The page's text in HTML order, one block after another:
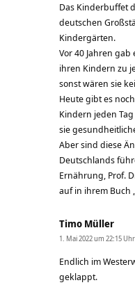
Das Kinderbuffet
deutschen
Kindergärten.
Vor 40 Jahren
ihren Kindern zu
sonst wären sie
Heute gibt es
Kindern jeden
sie
Aber sind diese
Deutschlands
Ernährung, Prof.
auf in ihrem Buch
Timo Müller
1. Mai 2022 um 22:15 Uhr
Endlich im
geklappt.